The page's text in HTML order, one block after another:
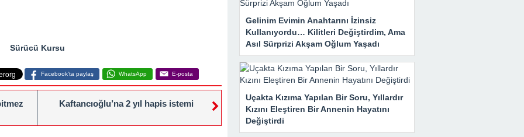
Sürücü Kursu
Facebook'ta paylaş WhatsApp E-posta
Kaftancıoğlu’na 2 yıl hapis istemi
Gelinim Evimin Anahtarını İzinsiz
Kullanıyordu… Kilitleri Değiştirdim, Ama
Asıl Sürprizi Akşam Oğlum Yaşadı
Uçakta Kızıma Yapılan Bir Soru, Yıllardır
Kızını Eleştiren Bir Annenin Hayatını
Değiştirdi